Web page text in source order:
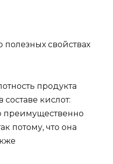
свойствах
продукта
кислот:
преимущественно
потому, что она